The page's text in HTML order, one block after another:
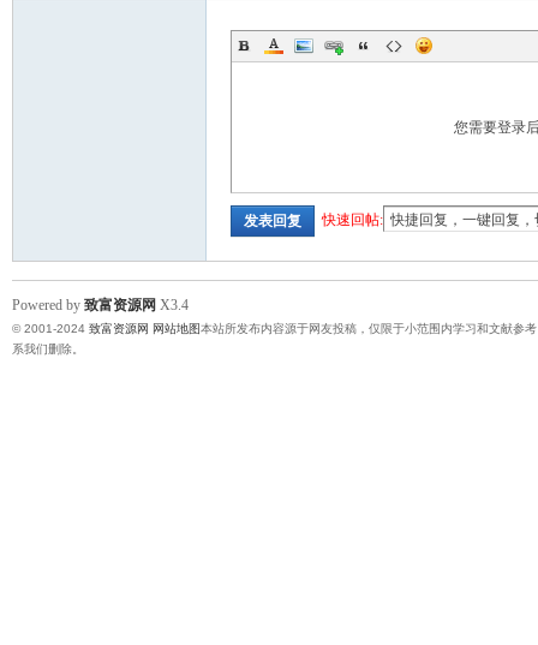
您需要登录
发表回复 快速回帖:
Powered by 致富资源网 X3.4
© 2001-2024 致富资源网 网站地图本站所发布内容源于网友投稿，仅限于小范围内学习和文献参
系我们删除。